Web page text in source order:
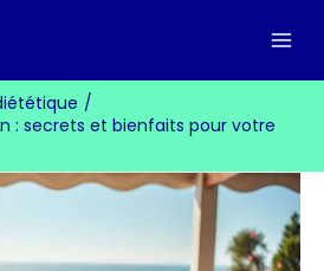
: secrets et bienfaits pour votre